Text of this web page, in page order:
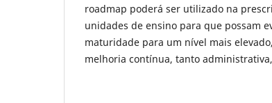
roadmap poderá ser utilizado na
unidades de ensino para que possam
maturidade para um nível mais
melhoria contínua, tanto